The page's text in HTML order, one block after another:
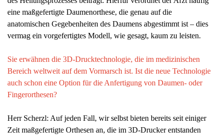
eine maßgefertigte Daumenorthese, die genau auf die
anatomischen Gegebenheiten des Daumens abgestimmt ist – dies
vermag ein vorgefertigtes Modell, wie gesagt, kaum zu leisten.
Sie erwähnen die 3D-Drucktechnologie, die im medizinischen
Bereich weltweit auf dem Vormarsch ist. Ist die neue Technologie
auch schon eine Option für die Anfertigung von Daumen- oder
Fingerorthesen?
Herr Scherzl: Auf jeden Fall, wir selbst bieten bereits seit einiger
Zeit maßgefertigte Orthesen an, die im 3D-Drucker entstanden